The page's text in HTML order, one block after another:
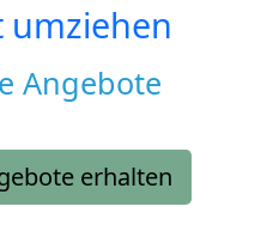
umziehen
Angebote
erhalten